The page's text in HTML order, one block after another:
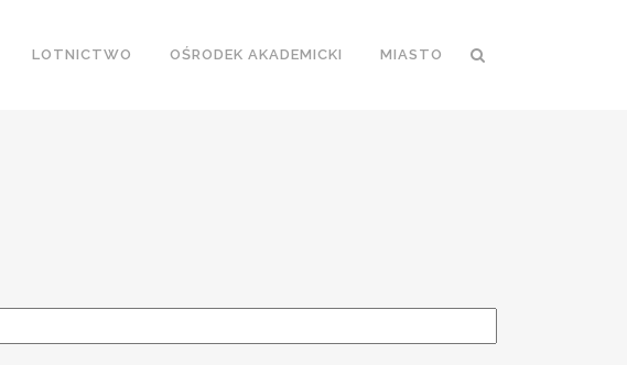
LOTNICTWO OŚRODEK AKADEMICKI MIASTO